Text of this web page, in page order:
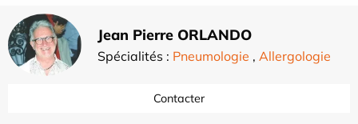
Jean Pierre ORLANDO
Spécialités : Pneumologie , Allergologie
Contacter